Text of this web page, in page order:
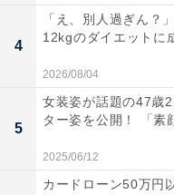
4
「え、別人過ぎん？
12kgのダイエットに
2026/08/04
5
女装姿が話題の47歳
ター姿を公開！ 「素
2025/06/12
カードローン50万円